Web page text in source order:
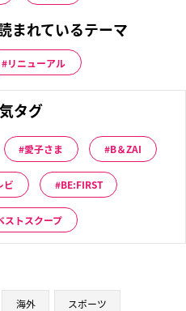
まれているテーマ
リニューアル
タグ
愛子さま B＆ZAI
ビ BE:FIRST
ストスクープ
海外 スポーツ